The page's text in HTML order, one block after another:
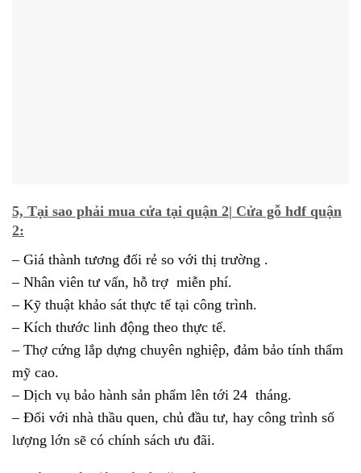
5, Tại sao phải mua cửa tại quận 2| Cửa gỗ hdf quận
2:
– Giá thành tương đối rẻ so với thị trường .
– Nhân viên tư vấn, hỗ trợ miễn phí.
– Kỹ thuật khảo sát thực tế tại công trình.
– Kích thước linh động theo thực tế.
– Thợ cứng lắp dựng chuyên nghiệp, đảm bảo tính thẩm
mỹ cao.
– Dịch vụ bảo hành sản phẩm lên tới 24 tháng.
– Đối với nhà thầu quen, chủ đầu tư, hay công trình số
lượng lớn sẽ có chính sách ưu đãi.